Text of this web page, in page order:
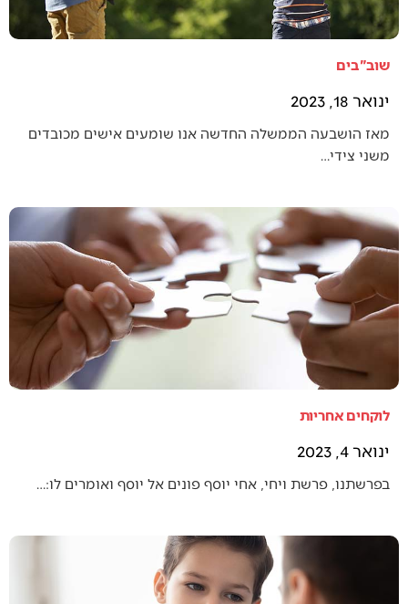
שוב"בים
ינואר 18, 2023
מאז הושבעה הממשלה החדשה אנו שומעים אישים מכובדים
משני צידי…
לוקחים אחריות
ינואר 4, 2023
בפרשתנו, פרשת ויחי, אחי יוסף פונים אל יוסף ואומרים לו:…